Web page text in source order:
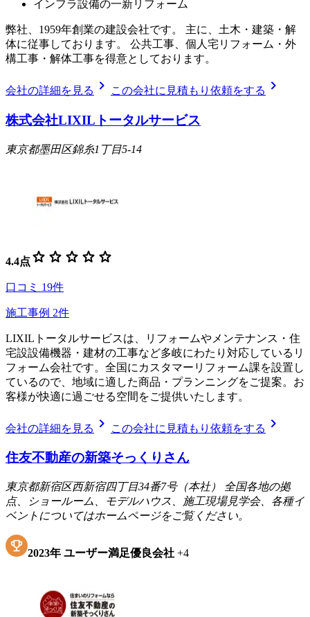
インフラ設備の一新リフォーム
弊社、1959年創業の建設会社です。 主に、土木・建築・解
体に従事しております。 公共工事、個人宅リフォーム・外
構工事・解体工事を得意としております。
会社の詳細を見る chevron_right この会社に見積もり依頼をする chevron_right
株式会社LIXILトータルサービス
東京都墨田区錦糸1丁目5-14
4.4点 star star star star star
口コミ 19件
施工事例 2件
LIXILトータルサービスは、リフォームやメンテナンス・住
宅設設備機器・建材の工事など多岐にわたり対応しているリ
フォーム会社です。全国にカスタマーリフォーム課を設置し
ているので、地域に適した商品・プランニングをご提案。お
客様が快適に過ごせる空間をご提供いたします。
会社の詳細を見る chevron_right この会社に見積もり依頼をする chevron_right
住友不動産の新築そっくりさん
東京都新宿区西新宿四丁目34番7号（本社） 全国各地の拠
点、ショールーム、モデルハウス、施工現場見学会、各種イ
ベントについてはホームページをご覧ください。
2023年 ユーザー満足優良会社 +4